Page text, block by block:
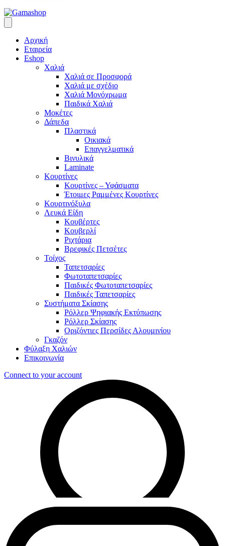
Αρχική
Εταιρεία
Eshop
Χαλιά
Χαλιά σε Προσφορά
Χαλιά με σχέδιο
Χαλιά Μονόχρωμα
Παιδικά Χαλιά
Μοκέτες
Δάπεδα
Πλαστικά
Οικιακά
Επαγγελματικά
Βινυλικά
Laminate
Κουρτίνες
Κουρτίνες – Υφάσματα
Έτοιμες Ραμμένες Κουρτίνες
Κουρτινόξυλα
Λευκά Είδη
Κουβέρτες
Κουβερλί
Ριχτάρια
Βρεφικές Πετσέτες
Τοίχος
Ταπετσαρίες
Φωτοταπετσαρίες
Παιδικές Φωτοταπετσαρίες
Παιδικές Ταπετσαρίες
Συστήματα Σκίασης
Ρόλλερ Ψηφιακής Εκτύπωσης
Ρόλλερ Σκίασης
Οριζόντιες Περσίδες Αλουμινίου
Γκαζόν
Φύλαξη Χαλιών
Επικοινωνία
Connect to your account